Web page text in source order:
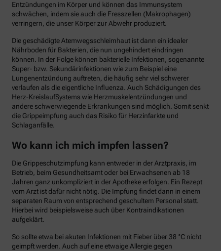
Entzündungen im Körper und können das Immunsystem
schwächen, indem sie auch die Fresszellen (Makrophagen)
verringern, die unser Körper zur Abwehr produziert.
Die geschädigte Atemwegsschleimhaut ist dann ein idealer
Nährboden für Bakterien, die nun ungehindert eindringen
können. In der Folge können bakterielle Infektionen, sogenannte
Super- bzw. Sekundärinfektionen wie zum Beispiel eine
Lungenentzündung auftreten, die häufig sehr viel schwerer
verlaufen als die eigentliche Influenza. Auch Schädigungen des
Herz-KreislaufSystems wie Herzmuskelentzündungen und
andere schwerwiegende Erkrankungen sind möglich. Somit senkt
die Grippeimpfung auch das Risiko für Herzinfarkte und
Schlaganfälle.
Wo kann ich mich impfen lassen?
Die Grippeschutzimpfung kann entweder in der Arztpraxis, im
Betrieb, beim Gesundheitsamt oder bei Erwachsenen ab 18
Jahren ganz unkompliziert in der Apotheke erfolgen. Ein Rezept
vom Arzt ist dafür nicht nötig. Die Impfung findet dann in einem
separaten Raum von entsprechend geschultem Personal statt.
Hierbei wird beispielsweise auch über Kontraindikationen
aufgeklärt.
So sollte etwa bei akuten Infektionen mit Fieber über 38 °C nicht
geimpft werden. Auch auf eine etwaige Allergie gegen